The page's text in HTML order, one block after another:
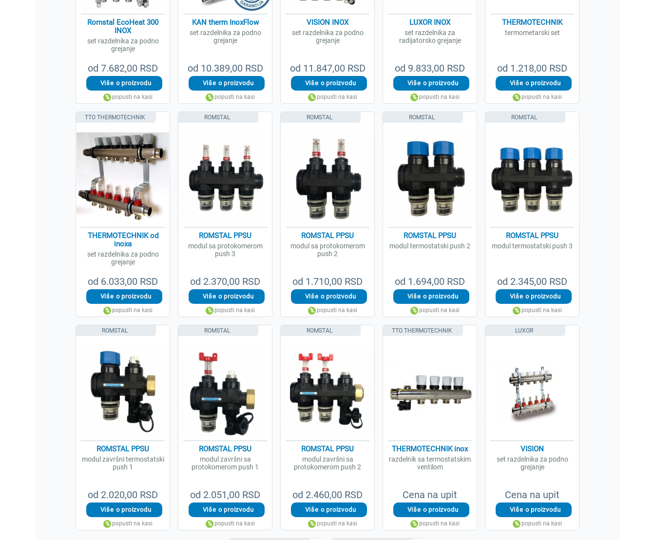
od 7.682,00 RSD
Romstal EcoHeat 300
INOX
set razdelnika za podno
grejanje
od 10.389,00 RSD
KAN therm InoxFlow
set razdelnika za podno
grejanje
od 11.847,00 RSD
VISION INOX
set razdelnika za podno
grejanje
od 9.833,00 RSD
LUXOR INOX
set razdelnika za
radijatorsko grejanje
od 1.218,00 RSD
THERMOTECHNIK
termometarski set
od 6.033,00 RSD
THERMOTECHNIK od
inoxa
set razdelnika za podno
grejanje
TTO THERMOTECHNIK
od 2.370,00 RSD
ROMSTAL PPSU
modul sa protokomerom
push 3
ROMSTAL
od 1.710,00 RSD
ROMSTAL PPSU
modul sa protokomerom
push 2
ROMSTAL
od 1.694,00 RSD
ROMSTAL PPSU
modul termostatski push 2
ROMSTAL
od 2.345,00 RSD
ROMSTAL PPSU
modul termostatski push 3
ROMSTAL
od 2.020,00 RSD
ROMSTAL PPSU
modul završni termostatski
push 1
ROMSTAL
od 2.051,00 RSD
ROMSTAL PPSU
modul završni sa
protokomerom push 1
ROMSTAL
od 2.460,00 RSD
ROMSTAL PPSU
modul završni sa
protokomerom push 2
ROMSTAL
Cena na upit
THERMOTECHNIK inox
razdelnik sa termostatskim
ventilom
TTO THERMOTECHNIK
Cena na upit
VISION
set razdelnika za podno
grejanje
LUXOR